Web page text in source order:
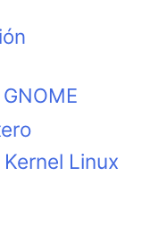
GNOME
Kernel Linux